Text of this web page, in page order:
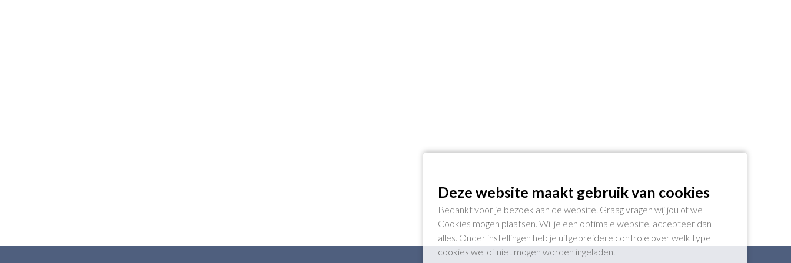
Deze website maakt gebruik van cookies
Bedankt voor je bezoek aan de website. Graag vragen wij jou of we
Cookies mogen plaatsen. Wil je een optimale website, accepteer dan
alles. Onder instellingen heb je uitgebreidere controle over welk type
cookies wel of niet mogen worden ingeladen.